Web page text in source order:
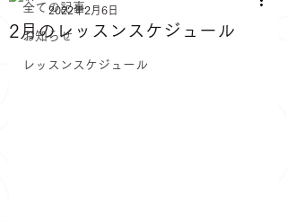
全ての記事
お知らせ
レッスンスケジュール
2月のレッスンスケジュール
2022年2月6日